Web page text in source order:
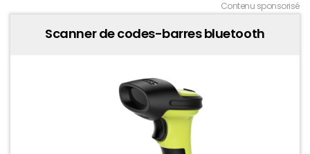
Contenu sponsorisé
Scanner de codes-barres bluetooth